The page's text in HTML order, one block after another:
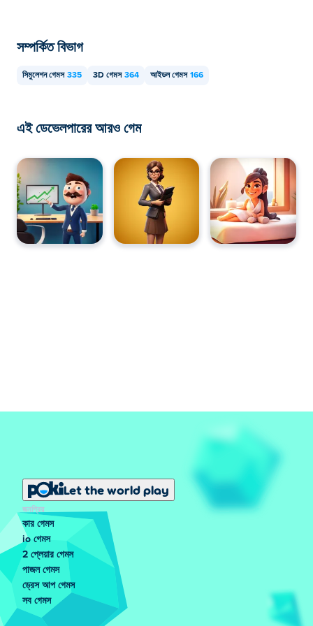
সম্পর্কিত বিভাগ
সিমুলেশন গেমস 335 3D গেমস 364 আইডল গেমস 166
এই ডেভেলপারের আরও গেম
Let the world play
জনপ্রিয়
কার গেমস
io গেমস
2 প্লেয়ার গেমস
পাজল গেমস
ড্রেস আপ গেমস
সব গেমস